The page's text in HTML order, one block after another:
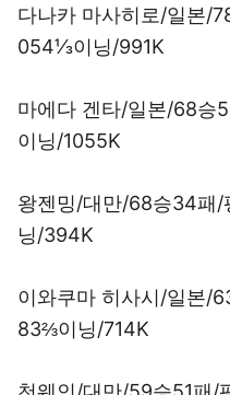
다나카 마사히로/일본/
054⅓이닝/991K
마에다 겐타/일본/68
이닝/1055K
왕젠밍/대만/68승34패
닝/394K
이와쿠마 히사시/일본/
83⅔이닝/714K